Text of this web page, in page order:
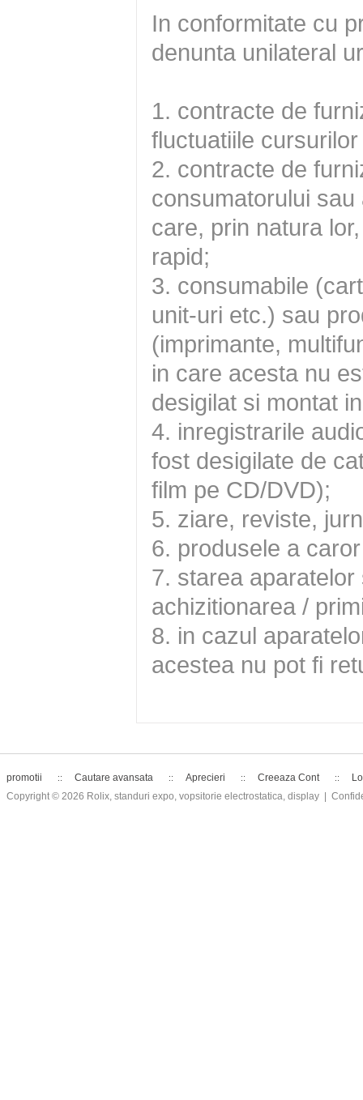
promotii Cautare avansata Aprecieri Creeaza Cont
Copyright © 2026 Rolix, standuri expo, vopsitorie electrostatica, display |